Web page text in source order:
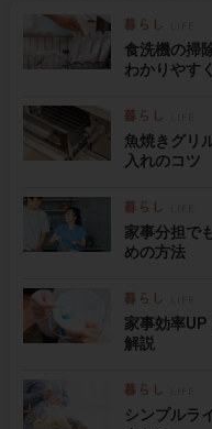
食洗機の掃
わかりやす
魚焼きグリ
入れのコツ
家事分担で
めの方法
家事効率UP
解説
シンプルラ